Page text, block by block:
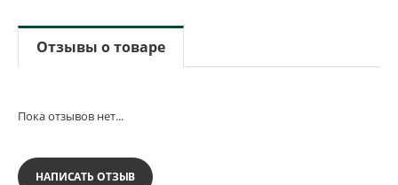
Отзывы о товаре
Пока отзывов нет...
НАПИСАТЬ ОТЗЫВ